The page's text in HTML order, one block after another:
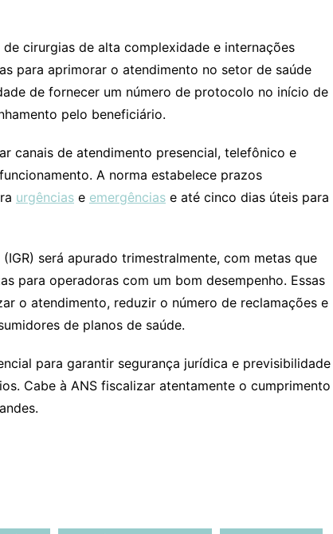
cirurgias de alta complexidade e internações
para aprimorar o atendimento no setor de saúde
de fornecer um número de protocolo no início de
pelo beneficiário.
canais de atendimento presencial, telefônico e
A norma estabelece prazos
urgências e emergências e até cinco dias úteis para
será apurado trimestralmente, com metas que
para operadoras com um bom desempenho. Essas
o atendimento, reduzir o número de reclamações e
de planos de saúde.
para garantir segurança jurídica e previsibilidade
Cabe à ANS fiscalizar atentamente o cumprimento